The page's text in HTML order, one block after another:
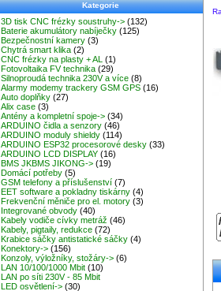
Kategorie
3D tisk CNC frézky soustruhy-> (132)
Baterie akumulátory nabíječky (125)
Bezpečnostní kamery (3)
Chytrá smart klika (2)
CNC frézky na plasty + AL
(1)
Fotovoltaika FV technika (29)
Silnoproudá technika 230V a více (8)
Alarmy modemy trackery GSM GPS (16)
Auto doplňky (27)
Alix case (3)
Antény a kompletní spoje-> (34)
ARDUINO čidla a senzory (46)
ARDUINO moduly shieldy (114)
ARDUINO ESP32 procesorové desky (33)
ARDUINO LCD DISPLAY (16)
BMS JKBMS JIKONG-> (19)
Domácí potřeby (5)
GSM telefony a příslušenství (7)
EET software a pokladny tiskárny (4)
Frekvenční měniče pro el. motory (3)
Integrované obvody (40)
Kabely vodiče cívky metráž (46)
Kabely, pigtaily, redukce (72)
Krabice sáčky antistatické sáčky (4)
Konektory-> (156)
Konzoly, výložníky, stožáry-> (6)
LAN 10/100/1000 Mbit (10)
LAN po síti 230V - 85 Mbit
LED osvětlení-> (30)